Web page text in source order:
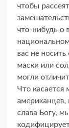
чтобы
что-нибудь о
вас не
маски или
могли
Что касается
американцев,
слава Богу,